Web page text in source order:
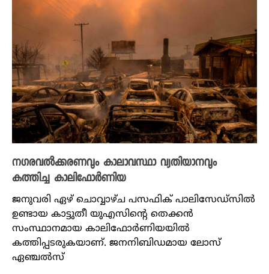
നഗരവൽക്കരണവും കാലാവസ്ഥാ വ്യതിയാനവും
കത്തിച്ച കാലിഫോർണിയ
ജനുവരി ഏഴ് ചൊവ്വാഴ്ച പസഫിക് പാലിസേഡ്സിൽ
ഉണ്ടായ കാട്ടുതീ യുഎസിന്റെ തെക്കൻ
സംസ്ഥാനമായ കാലിഫോർണിയയിൽ
കത്തിപ്പടരുകയാണ്. ജനനിബിഡമായ ലോസ്
ഏഞ്ചൽസ്